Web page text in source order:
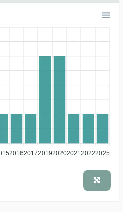
2016201720192020202120222025